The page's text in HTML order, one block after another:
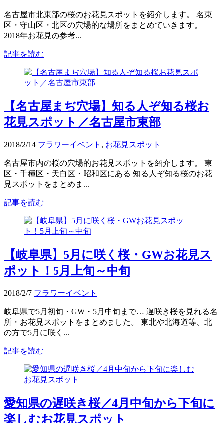
名古屋市北東部の桜のお花見スポットを紹介します。 名東
区・守山区・北区の穴場的な場所をまとめていきます。
2018年お花見の参考...
記事を読む
【名古屋まぢ穴場】知る人ぞ知る桜お
花見スポット／名古屋市東部
2018/2/14 フラワーイベント , お花見スポット
名古屋市内の桜の穴場的お花見スポットを紹介します。 東
区・千種区・天白区・昭和区にある 知る人ぞ知る桜のお花
見スポットをまとめま...
記事を読む
【岐阜県】5月に咲く桜・GWお花見ス
ポット！5月上旬～中旬
2018/2/7 フラワーイベント
岐阜県で5月初旬・GW・5月中旬まで… 遅咲き桜を見れる名
所・お花見スポットをまとめました。 東北や北海道等、北
の方で5月に咲く...
記事を読む
愛知県の遅咲き桜／4月中旬から下旬に
楽しむお花見スポット